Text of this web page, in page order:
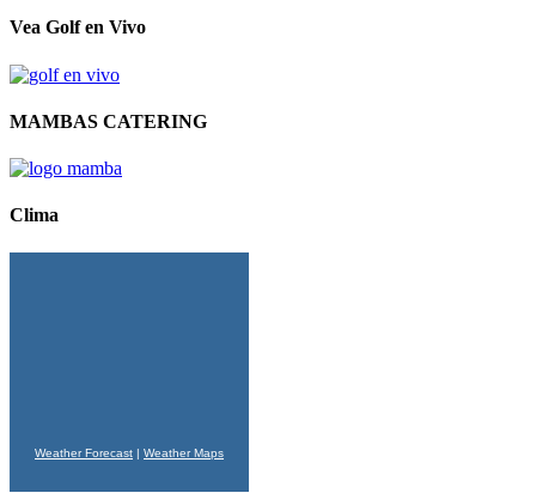
Vea Golf en Vivo
MAMBAS CATERING
Clima
Weather Forecast | Weather Maps